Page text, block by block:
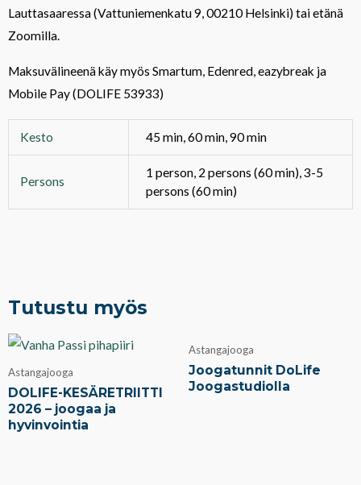
Lauttasaaressa (Vattuniemenkatu 9, 00210 Helsinki) tai etänä
Zoomilla.
Maksuvälineenä käy myös Smartum, Edenred, eazybreak ja
Mobile Pay (DOLIFE 53933)
Kesto 45 min, 60 min, 90 min
Persons
1 person, 2 persons (60 min), 3-5
persons (60 min)
Tutustu myös
Astangajooga
DOLIFE-KESÄRETRIITTI
2026 – joogaa ja
hyvinvointia
Astangajooga
Joogatunnit DoLife
Joogastudiolla